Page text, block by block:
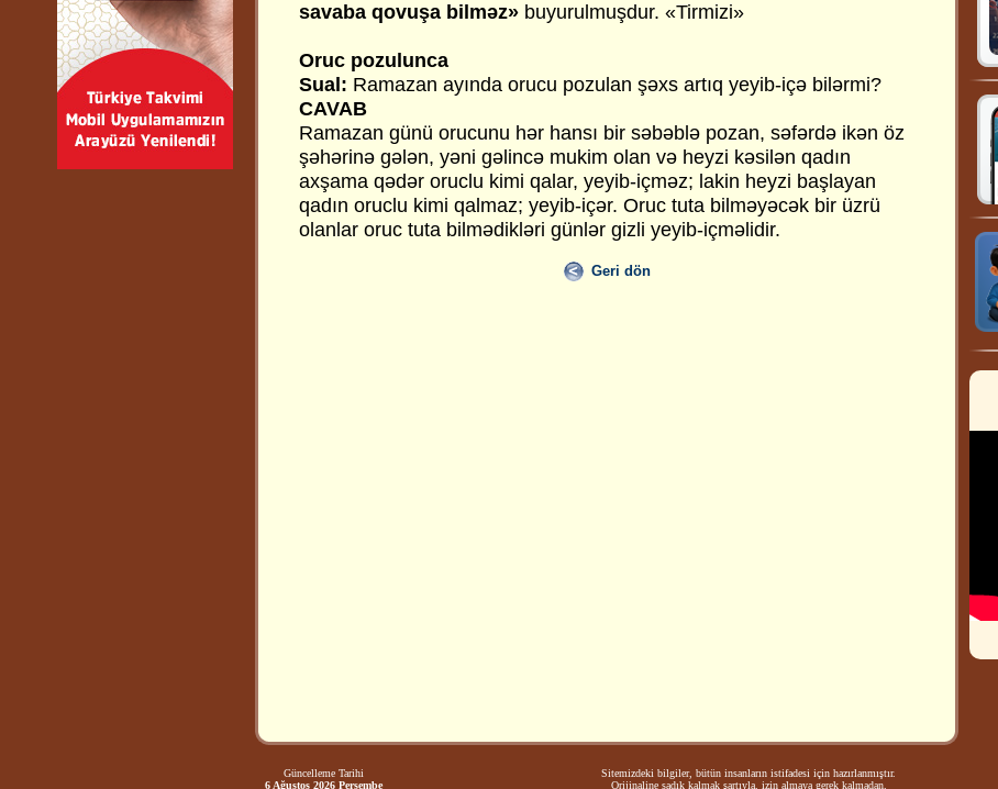
savaba qovuşa bilməz» buyurulmuşdur. «Tirmizi»
Oruc pozulunca
Sual: Ramazan ayında orucu pozulan şəxs artıq yeyib-içə bilərmi?
CAVAB
Ramazan günü orucunu hər hansı bir səbəblə pozan, səfərdə ikən öz
şəhərinə gələn, yəni gəlincə mukim olan və heyzi kəsilən qadın
axşama qədər oruclu kimi qalar, yeyib-içməz; lakin heyzi başlayan
qadın oruclu kimi qalmaz; yeyib-içər. Oruc tuta bilməyəcək bir üzrü
olanlar oruc tuta bilmədikləri günlər gizli yeyib-içməlidir.
Geri dön
Güncelleme Tarihi
6 Ağustos 2026 Perşembe
Sitemizdeki bilgiler, bütün insanların istifadesi için hazırlanmıştır.
Orijinaline sadık kalmak şartıyla, izin almaya gerek kalmadan,